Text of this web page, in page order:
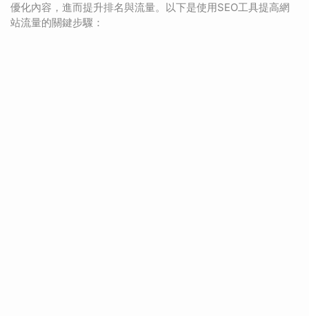
優化內容，進而提升排名與流量。以下是使用SEO工具提高網
站流量的關鍵步驟：